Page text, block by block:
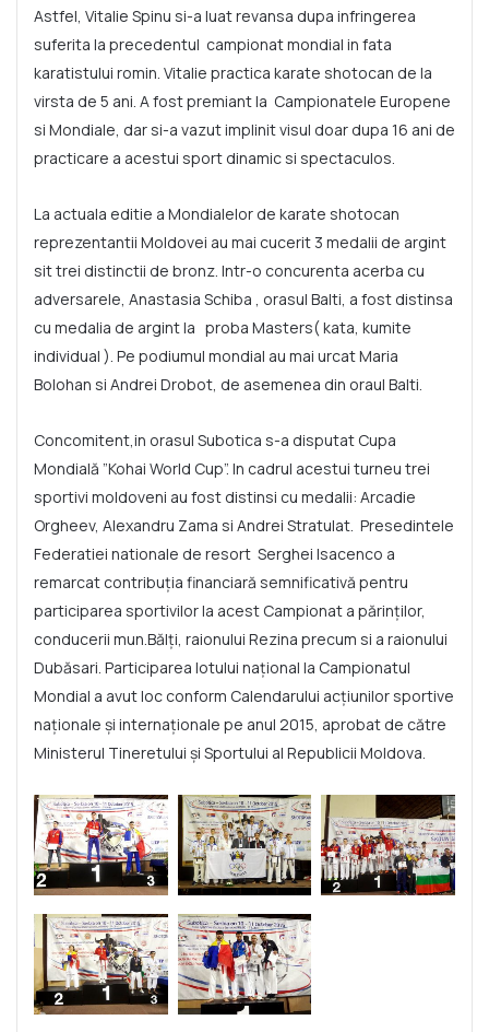
Astfel, Vitalie Spinu si-a luat revansa dupa infringerea
suferita la precedentul campionat mondial in fata
karatistului romin. Vitalie practica karate shotocan de la
virsta de 5 ani. A fost premiant la Campionatele Europene
si Mondiale, dar si-a vazut implinit visul doar dupa 16 ani de
practicare a acestui sport dinamic si spectaculos.
La actuala editie a Mondialelor de karate shotocan
reprezentantii Moldovei au mai cucerit 3 medalii de argint
sit trei distinctii de bronz. Intr-o concurenta acerba cu
adversarele, Anastasia Schiba , orasul Balti, a fost distinsa
cu medalia de argint la proba Masters( kata, kumite
individual ). Pe podiumul mondial au mai urcat Maria
Bolohan si Andrei Drobot, de asemenea din oraul Balti.
Concomitent,in orasul Subotica s-a disputat Cupa
Mondială ”Kohai World Cup”. In cadrul acestui turneu trei
sportivi moldoveni au fost distinsi cu medalii: Arcadie
Orgheev, Alexandru Zama si Andrei Stratulat. Presedintele
Federatiei nationale de resort Serghei Isacenco a
remarcat contribuţia financiară semnificativă pentru
participarea sportivilor la acest Campionat a părinţilor,
conducerii mun.Bălţi, raionului Rezina precum si a raionului
Dubăsari. Participarea lotului naţional la Campionatul
Mondial a avut loc conform Calendarului acţiunilor sportive
naţionale şi internaţionale pe anul 2015, aprobat de către
Ministerul Tineretului şi Sportului al Republicii Moldova.